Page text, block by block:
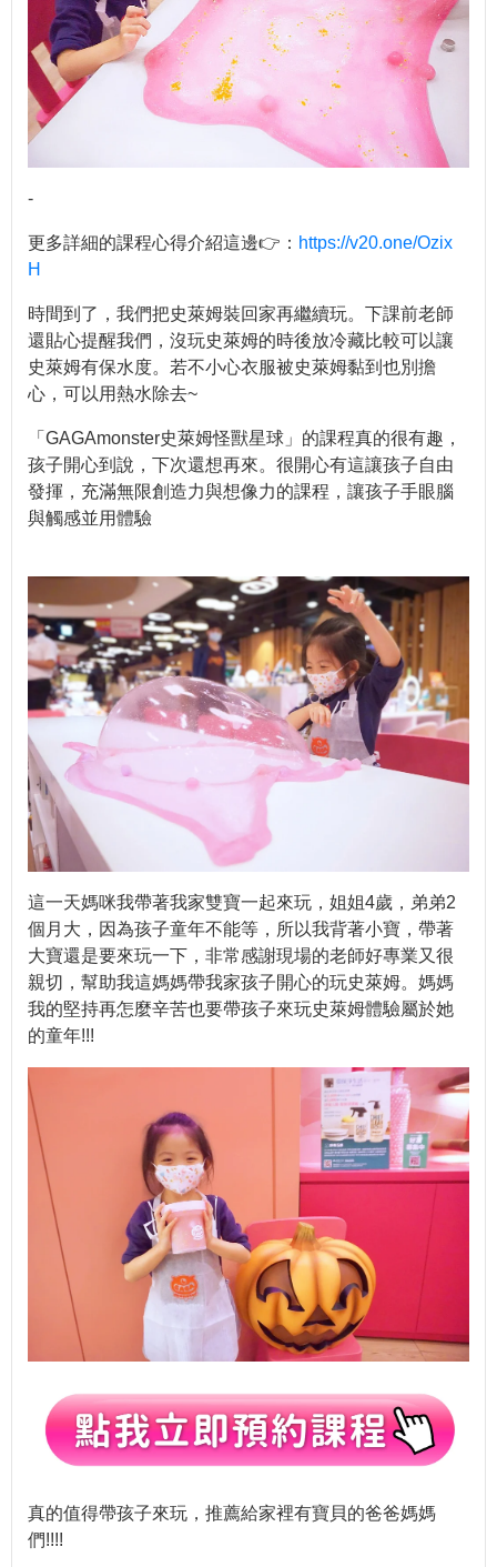
-
更多詳細的課程心得介紹這邊👉： https://v20.one/Ozix
H
時間到了，我們把史萊姆裝回家再繼續玩。下課前老師
還貼心提醒我們，沒玩史萊姆的時後放冷藏比較可以讓
史萊姆有保水度。若不小心衣服被史萊姆黏到也別擔
心，可以用熱水除去~
「GAGAmonster史萊姆怪獸星球」的課程真的很有趣，
孩子開心到說，下次還想再來。很開心有這讓孩子自由
發揮，充滿無限創造力與想像力的課程，讓孩子手眼腦
與觸感並用體驗
這一天媽咪我帶著我家雙寶一起來玩，姐姐4歲，弟弟2
個月大，因為孩子童年不能等，所以我背著小寶，帶著
大寶還是要來玩一下，非常感謝現場的老師好專業又很
親切，幫助我這媽媽帶我家孩子開心的玩史萊姆。媽媽
我的堅持再怎麼辛苦也要帶孩子來玩史萊姆體驗屬於她
的童年!!!
真的值得帶孩子來玩，推薦給家裡有寶貝的爸爸媽媽
們!!!!